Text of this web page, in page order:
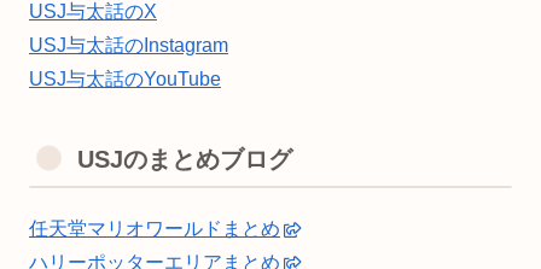
USJ与太話のX
USJ与太話のInstagram
USJ与太話のYouTube
USJのまとめブログ
任天堂マリオワールドまとめ
ハリーポッターエリアまとめ